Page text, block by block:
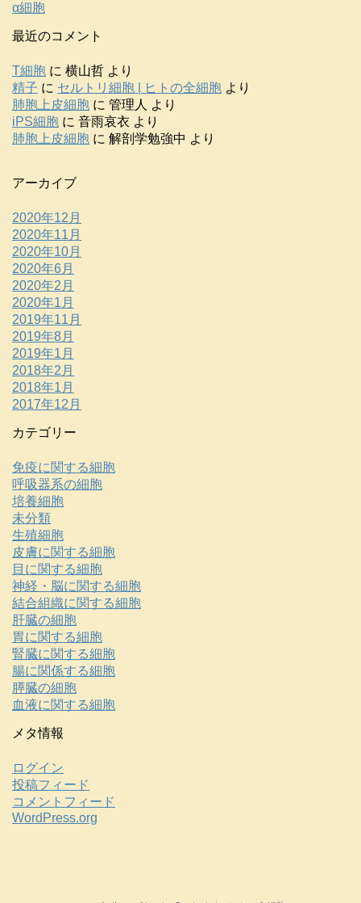
α細胞
最近のコメント
T細胞 に 横山哲 より
精子 に セルトリ細胞 | ヒトの全細胞 より
肺胞上皮細胞 に 管理人 より
iPS細胞 に 音雨哀衣 より
肺胞上皮細胞 に 解剖学勉強中 より
アーカイブ
2020年12月
2020年11月
2020年10月
2020年6月
2020年2月
2020年1月
2019年11月
2019年8月
2019年1月
2018年2月
2018年1月
2017年12月
カテゴリー
免疫に関する細胞
呼吸器系の細胞
培養細胞
未分類
生殖細胞
皮膚に関する細胞
目に関する細胞
神経・脳に関する細胞
結合組織に関する細胞
肝臓の細胞
胃に関する細胞
腎臓に関する細胞
腸に関係する細胞
膵臓の細胞
血液に関する細胞
メタ情報
ログイン
投稿フィード
コメントフィード
WordPress.org